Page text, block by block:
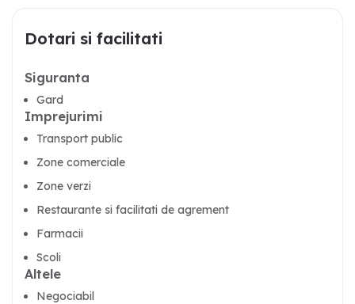
Dotari si facilitati
Siguranta
Gard
Imprejurimi
Transport public
Zone comerciale
Zone verzi
Restaurante si facilitati de agrement
Farmacii
Scoli
Altele
Negociabil